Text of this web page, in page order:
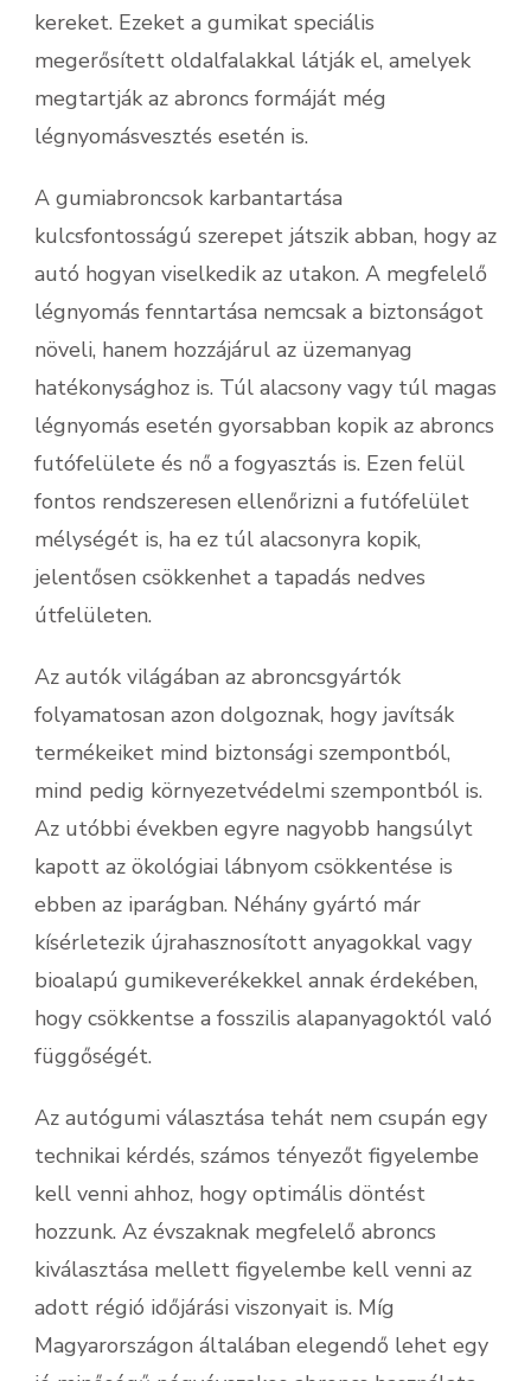
kereket. Ezeket a gumikat speciális
megerősített oldalfalakkal látják el, amelyek
megtartják az abroncs formáját még
légnyomásvesztés esetén is.
A gumiabroncsok karbantartása
kulcsfontosságú szerepet játszik abban, hogy az
autó hogyan viselkedik az utakon. A megfelelő
légnyomás fenntartása nemcsak a biztonságot
növeli, hanem hozzájárul az üzemanyag
hatékonysághoz is. Túl alacsony vagy túl magas
légnyomás esetén gyorsabban kopik az abroncs
futófelülete és nő a fogyasztás is. Ezen felül
fontos rendszeresen ellenőrizni a futófelület
mélységét is, ha ez túl alacsonyra kopik,
jelentősen csökkenhet a tapadás nedves
útfelületen.
Az autók világában az abroncsgyártók
folyamatosan azon dolgoznak, hogy javítsák
termékeiket mind biztonsági szempontból,
mind pedig környezetvédelmi szempontból is.
Az utóbbi években egyre nagyobb hangsúlyt
kapott az ökológiai lábnyom csökkentése is
ebben az iparágban. Néhány gyártó már
kísérletezik újrahasznosított anyagokkal vagy
bioalapú gumikeverékekkel annak érdekében,
hogy csökkentse a fosszilis alapanyagoktól való
függőségét.
Az autógumi választása tehát nem csupán egy
technikai kérdés, számos tényezőt figyelembe
kell venni ahhoz, hogy optimális döntést
hozzunk. Az évszaknak megfelelő abroncs
kiválasztása mellett figyelembe kell venni az
adott régió időjárási viszonyait is. Míg
Magyarországon általában elegendő lehet egy